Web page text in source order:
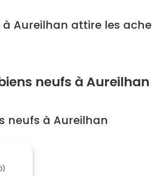
Aureilhan attire les
verts le long de l'Adour.
locative est portée par les actifs du
particulièrement.
: secteurs à cibler
neufs à Aureilhan
neufs à Aureilhan